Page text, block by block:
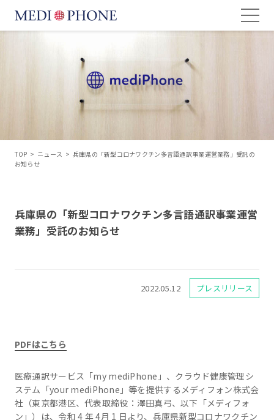
TOP > ニュース > 兵庫県の「新型コロナワクチン多言語通訳事業運営業務」受託の
お知らせ
兵庫県の「新型コロナワクチン多言語通訳事業運営
業務」受託のお知らせ
2022.05.12 プレスリリース
PDFはこちら
医療通訳サービス「my mediPhone」、クラウド健康管理シ
ステム「your mediPhone」等を提供するメディフォン株式会
社（東京都港区、代表取締役：澤田真弓、以下「メディフォ
ン」）は、令和 4 年 4月 1 日より、兵庫県新型コロナワクチン